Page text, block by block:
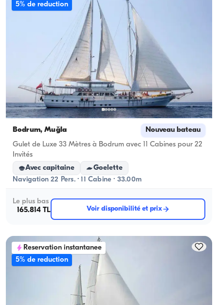
5% de reduction
Bodrum, Muğla Nouveau bateau
Gulet de Luxe 33 Mètres à Bodrum avec 11 Cabines pour 22
Invités
Avec capitaine
Goelette
Navigation 22 Pers. · 11 Cabine · 33.00m
Le plus bas
165.814 TL
Voir disponibilité et prix
Reservation instantanee
5% de reduction